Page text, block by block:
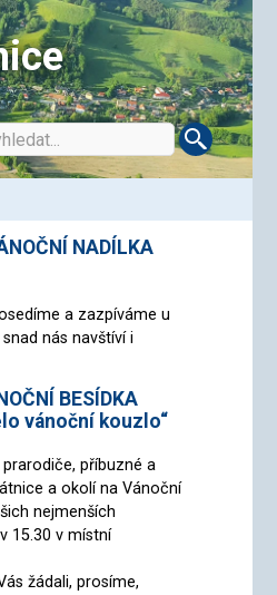
NADÍLKA
a zazpíváme u
nás navštíví i
BESÍDKA
vánoční kouzlo“
příbuzné a
a okolí na Vánoční
nejmenších
15.30 v místní
žádali, prosíme,